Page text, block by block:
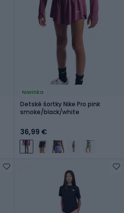
Novinka
Detské šortky Nike Pro pink
smoke/black/white
36,99 €